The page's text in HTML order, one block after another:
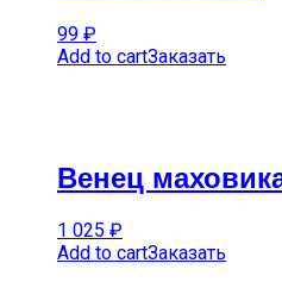
99 ₽
Add to cartЗаказать
Венец
1 025 ₽
Add to cartЗаказать